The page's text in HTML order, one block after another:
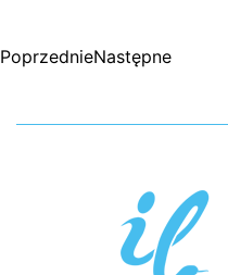
PoprzednieNastępne